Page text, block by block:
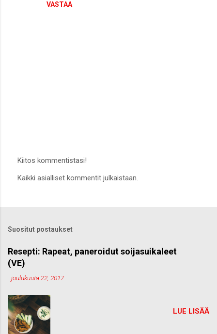
VASTAA
ä
o
m
e
n
t
Kiitos kommentistasi!
Kaikki asialliset kommentit julkaistaan.
Suositut postaukset
Resepti: Rapeat, paneroidut soijasuikaleet
(VE)
-joulukuuta 22, 2017
LUE LISÄÄ